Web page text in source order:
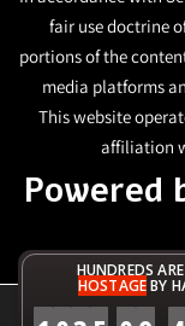
HUNDREDS
HOSTAGEBY
fair use doctrine
portions of the
media platforms
This website
affiliation
Powered
Мы используем